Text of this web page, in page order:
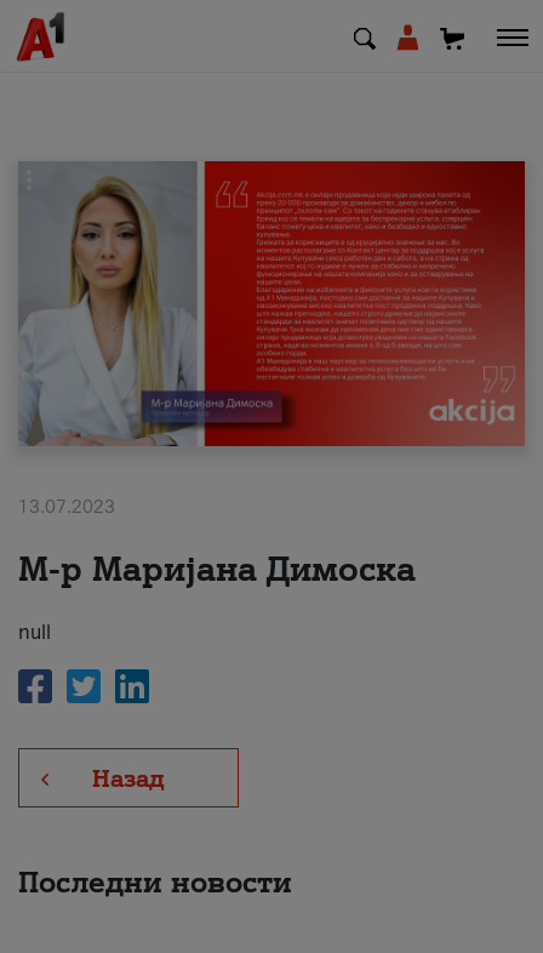
EN SQ
Приватни Деловни
Поддршка
За нас
#ПодобарОнлајн
13.07.2023
М-р Маријана Димоска
null
Назад
Последни новости